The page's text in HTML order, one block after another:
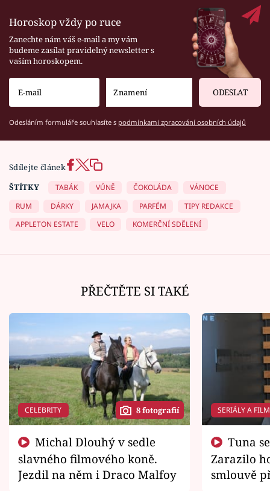
Horoskop vždy po ruce
Zanechte nám váš e-mail a my vám
budeme zasílat pravidelný newsletter s
vaším horoskopem.
ODESLAT
Odesláním formuláře souhlasíte s podmínkami zpracování osobních údajů
Sdílejte článek
ŠTÍTKY
TABÁK VŮNĚ ČOKOLÁDA
VÁNOCE
RUM
DÁRKY JAMAJKA PARFÉM
TIPY REDAKCE
APPLETON ESTATE
VELO KOMERČNÍ SDĚLENÍ
PŘEČTĚTE SI TAKÉ
CELEBRITY 8 fotografií
slavného filmového koně.
Jezdil na něm i Draco Malfoy
SERIÁLY A
Zarazilo
smlouvě